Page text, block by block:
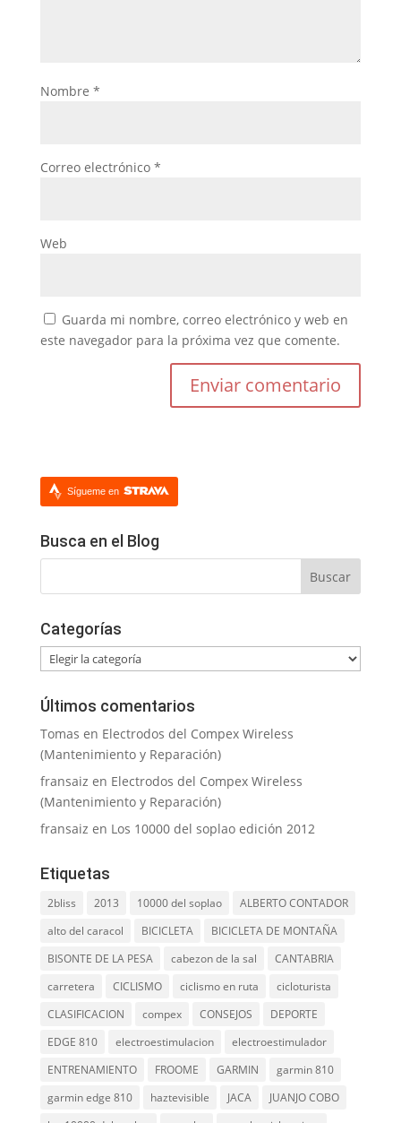
Nombre *
Correo electrónico *
Web
Guarda mi nombre, correo electrónico y web en
este navegador para la próxima vez que comente.
Sígueme en
Busca en el Blog
Categorías
Categorías
Últimos comentarios
Tomas en Electrodos del Compex Wireless
(Mantenimiento y Reparación)
fransaiz en Electrodos del Compex Wireless
(Mantenimiento y Reparación)
fransaiz en Los 10000 del soplao edición 2012
Etiquetas
2bliss 2013 10000 del soplao
ALBERTO CONTADOR
alto del caracol
BICICLETA
BICICLETA DE MONTAÑA
BISONTE DE LA PESA
cabezon de la sal
CANTABRIA
carretera
CICLISMO ciclismo en ruta
cicloturista
CLASIFICACION
compex CONSEJOS
DEPORTE
EDGE 810
electroestimulacion
electroestimulador
ENTRENAMIENTO
FROOME GARMIN
garmin 810
garmin edge 810
haztevisible JACA
JUANJO COBO